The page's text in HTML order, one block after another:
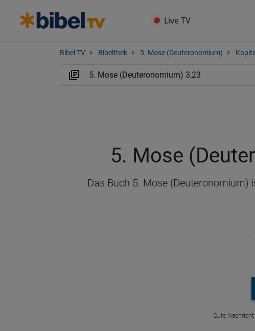
Live TV
Bibel TV Bibelthek 5. Mose (Deuteronomium)
5. Mose
Das Buch 5. Mose (Deuteronomium)
Gute